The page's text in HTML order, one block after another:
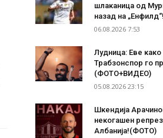
шлаканица од
назад на „Енфилд“!
06.08.2026 7:53
Лудница: Еве
Трабзонспор го
(ФОТО+ВИДЕО)
05.08.2026 23:15
Шкендија
некогашен
Албанија!(ФОТО)